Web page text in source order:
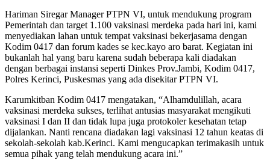
Hariman Siregar Manager PTPN VI, untuk mendukung program
Pemerintah dan target 1.100 vaksinasi merdeka pada hari ini, kami
menyediakan lahan untuk tempat vaksinasi bekerjasama dengan
Kodim 0417 dan forum kades se kec.kayo aro barat. Kegiatan ini
bukanlah hal yang baru karena sudah beberapa kali diadakan
dengan berbagai instansi seperti Dinkes Prov.Jambi, Kodim 0417,
Polres Kerinci, Puskesmas yang ada disekitar PTPN VI.
Karumkitban Kodim 0417 mengatakan, “Alhamdulillah, acara
vaksinasi merdeka sukses, terlihat antusias masyarakat mengikuti
vaksinasi I dan II dan tidak lupa juga protokoler kesehatan tetap
dijalankan. Nanti rencana diadakan lagi vaksinasi 12 tahun keatas di
sekolah-sekolah kab.Kerinci. Kami mengucapkan terimakasih untuk
semua pihak yang telah mendukung acara ini.”